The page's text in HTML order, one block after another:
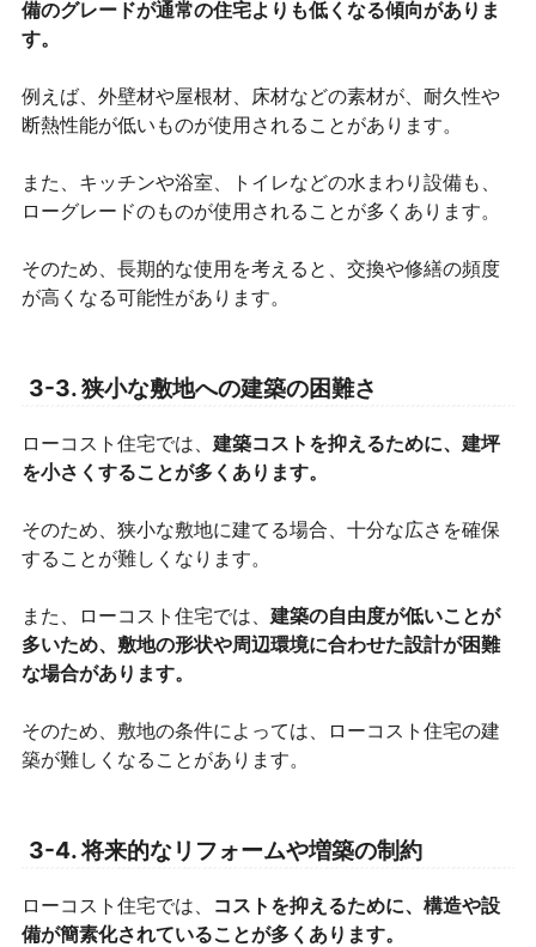
備のグレードが通常の住宅よりも低くなる傾向がありま
す。
例えば、外壁材や屋根材、床材などの素材が、耐久性や
断熱性能が低いものが使用されることがあります。
また、キッチンや浴室、トイレなどの水まわり設備も、
ローグレードのものが使用されることが多くあります。
そのため、長期的な使用を考えると、交換や修繕の頻度
が高くなる可能性があります。
3-3. 狭小な敷地への建築の困難さ
ローコスト住宅では、 建築コストを抑えるために、建坪
を小さくすることが多くあります。
そのため、狭小な敷地に建てる場合、十分な広さを確保
することが難しくなります。
また、ローコスト住宅では、 建築の自由度が低いことが
多いため、敷地の形状や周辺環境に合わせた設計が困難
な場合があります。
そのため、敷地の条件によっては、ローコスト住宅の建
築が難しくなることがあります。
3-4. 将来的なリフォームや増築の制約
ローコスト住宅では、 コストを抑えるために、構造や設
備が簡素化されていることが多くあります。